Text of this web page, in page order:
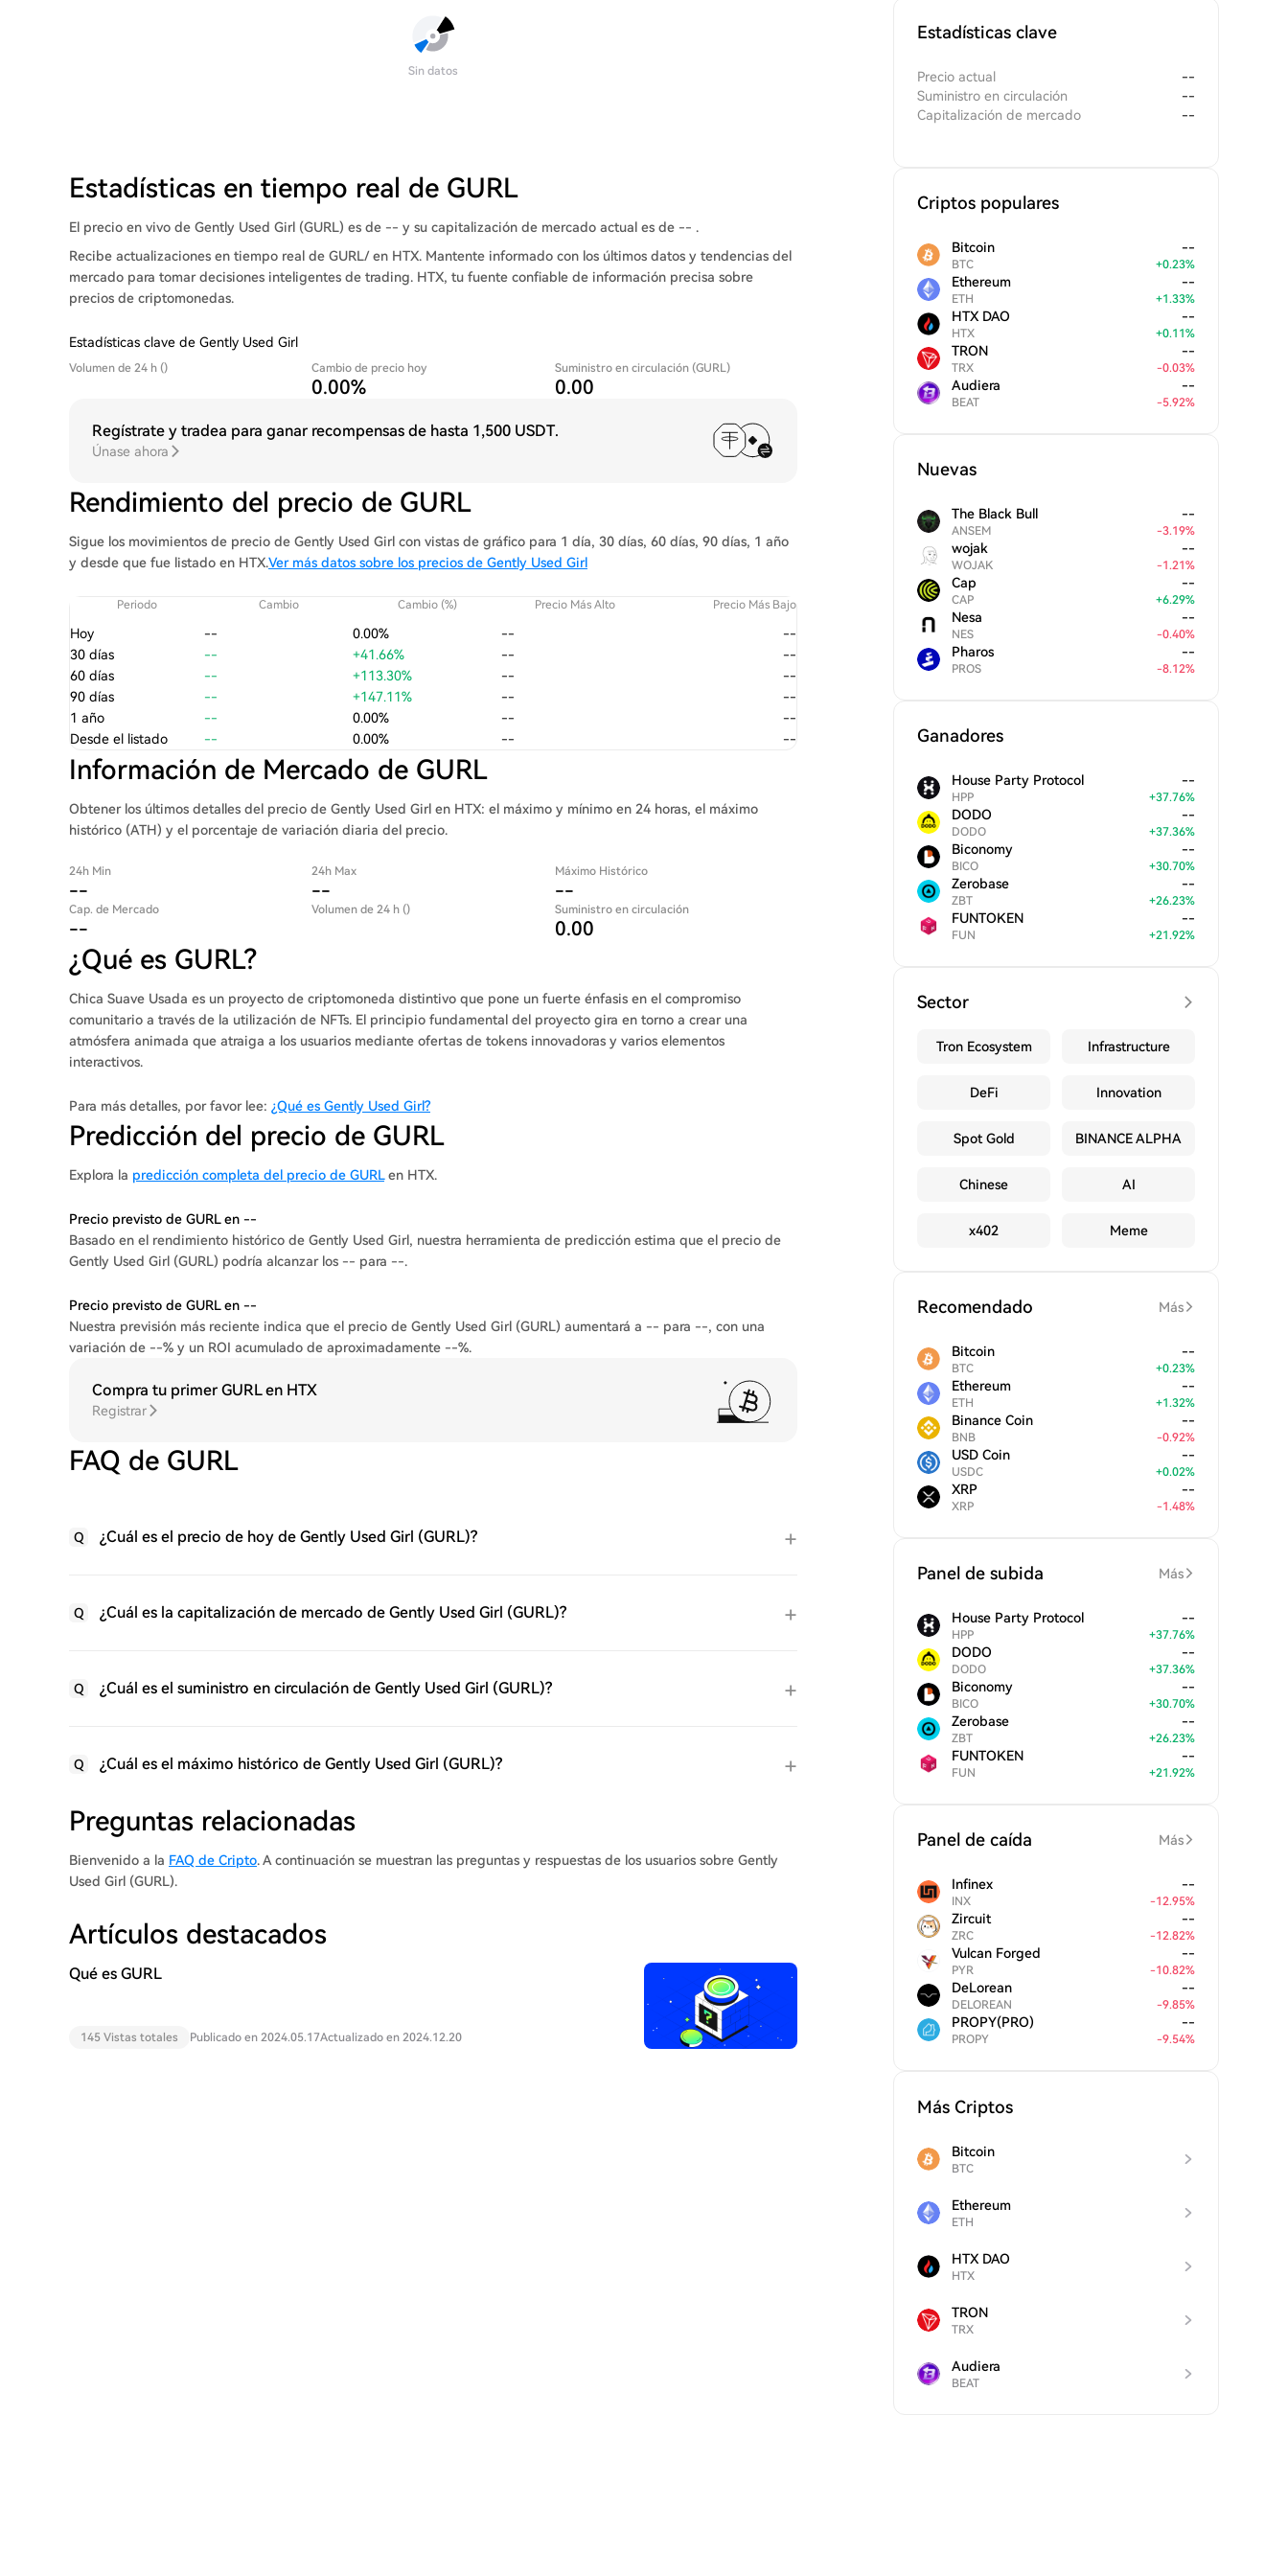
Sin datos
Estadísticas en tiempo real de GURL
El precio en vivo de Gently Used Girl (GURL) es de -- y su capitalización de mercado actual es de -- .
Recibe actualizaciones en tiempo real de GURL/ en HTX. Mantente informado con los últimos datos y tendencias del
mercado para tomar decisiones inteligentes de trading. HTX, tu fuente confiable de información precisa sobre
precios de criptomonedas.
Estadísticas clave de Gently Used Girl
Volumen de 24 h () Cambio de precio hoy
0.00%
Suministro en circulación (GURL)
0.00
Regístrate y tradea para ganar recompensas de hasta 1,500 USDT.
Únase ahora
Rendimiento del precio de GURL
Sigue los movimientos de precio de Gently Used Girl con vistas de gráfico para 1 día, 30 días, 60 días, 90 días, 1 año
y desde que fue listado en HTX.Ver más datos sobre los precios de Gently Used Girl
Periodo Cambio Cambio (%) Precio Más Alto Precio Más Bajo
Hoy -- 0.00% --
--
30 días
-- +41.66% --
--
60 días
-- +113.30% --
--
90 días
-- +147.11% --
--
1 año
-- 0.00% --
--
Desde el listado
-- 0.00% -- --
Información de Mercado de GURL
Obtener los últimos detalles del precio de Gently Used Girl en HTX: el máximo y mínimo en 24 horas, el máximo
histórico (ATH) y el porcentaje de variación diaria del precio.
24h Min
--
24h Max
--
Máximo Histórico
--
Cap. de Mercado
--
Volumen de 24 h () Suministro en circulación
0.00
¿Qué es GURL?
Chica Suave Usada es un proyecto de criptomoneda distintivo que pone un fuerte énfasis en el compromiso
comunitario a través de la utilización de NFTs. El principio fundamental del proyecto gira en torno a crear una
atmósfera animada que atraiga a los usuarios mediante ofertas de tokens innovadoras y varios elementos
interactivos.
Para más detalles, por favor lee: ¿Qué es Gently Used Girl?
Predicción del precio de GURL
Explora la predicción completa del precio de GURLen HTX.
Precio previsto de GURL en --
Basado en el rendimiento histórico de Gently Used Girl, nuestra herramienta de predicción estima que el precio de
Gently Used Girl (GURL) podría alcanzar los -- para --.
Precio previsto de GURL en --
Nuestra previsión más reciente indica que el precio de Gently Used Girl (GURL) aumentará a -- para --, con una
variación de --% y un ROI acumulado de aproximadamente --%.
Compra tu primer GURL en HTX
Registrar
FAQ de GURL
Q ¿Cuál es el precio de hoy de Gently Used Girl (GURL)?
Q ¿Cuál es la capitalización de mercado de Gently Used Girl (GURL)?
Q ¿Cuál es el suministro en circulación de Gently Used Girl (GURL)?
Q ¿Cuál es el máximo histórico de Gently Used Girl (GURL)?
Preguntas relacionadas
Bienvenido a la FAQ de Cripto. A continuación se muestran las preguntas y respuestas de los usuarios sobre Gently
Used Girl (GURL).
Artículos destacados
Qué es GURL
145 Vistas totales Publicado en 2024.05.17Actualizado en 2024.12.20
Estadísticas clave
Precio actual
--
Suministro en circulación
--
Capitalización de mercado
--
Criptos populares
Bitcoin
BTC
--
+0.23%
Ethereum
ETH
--
+1.33%
HTX DAO
HTX
--
+0.11%
TRON
TRX
--
-0.03%
Audiera
BEAT
--
-5.92%
Nuevas
The Black Bull
ANSEM
--
-3.19%
wojak
WOJAK
--
-1.21%
Cap
CAP
--
+6.29%
Nesa
NES
--
-0.40%
Pharos
PROS
--
-8.12%
Ganadores
House Party Protocol
HPP
--
+37.76%
DODO
DODO
--
+37.36%
Biconomy
BICO
--
+30.70%
Zerobase
ZBT
--
+26.23%
FUNTOKEN
FUN
--
+21.92%
Sector
Tron Ecosystem Infrastructure
DeFi Innovation
Spot Gold BINANCE ALPHA
Chinese AI
x402 Meme
Recomendado Más
Bitcoin
BTC
--
+0.23%
Ethereum
ETH
--
+1.32%
Binance Coin
BNB
--
-0.92%
USD Coin
USDC
--
+0.02%
XRP
XRP
--
-1.48%
Panel de subida Más
House Party Protocol
HPP
--
+37.76%
DODO
DODO
--
+37.36%
Biconomy
BICO
--
+30.70%
Zerobase
ZBT
--
+26.23%
FUNTOKEN
FUN
--
+21.92%
Panel de caída Más
Infinex
INX
--
-12.95%
Zircuit
ZRC
--
-12.82%
Vulcan Forged
PYR
--
-10.82%
DeLorean
DELOREAN
--
-9.85%
PROPY(PRO)
PROPY
--
-9.54%
Más Criptos
Bitcoin
BTC
Ethereum
ETH
HTX DAO
HTX
TRON
TRX
Audiera
BEAT